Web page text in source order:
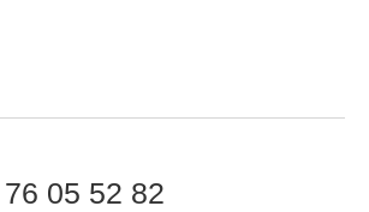
05 52 82